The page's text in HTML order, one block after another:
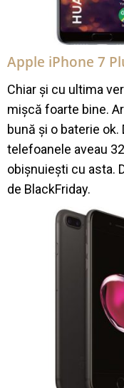
Apple iPhone 7
Chiar și cu ultima
mișcă foarte bine.
bună și o baterie
telefoanele aveau
obișnuiești cu asta.
de BlackFriday.